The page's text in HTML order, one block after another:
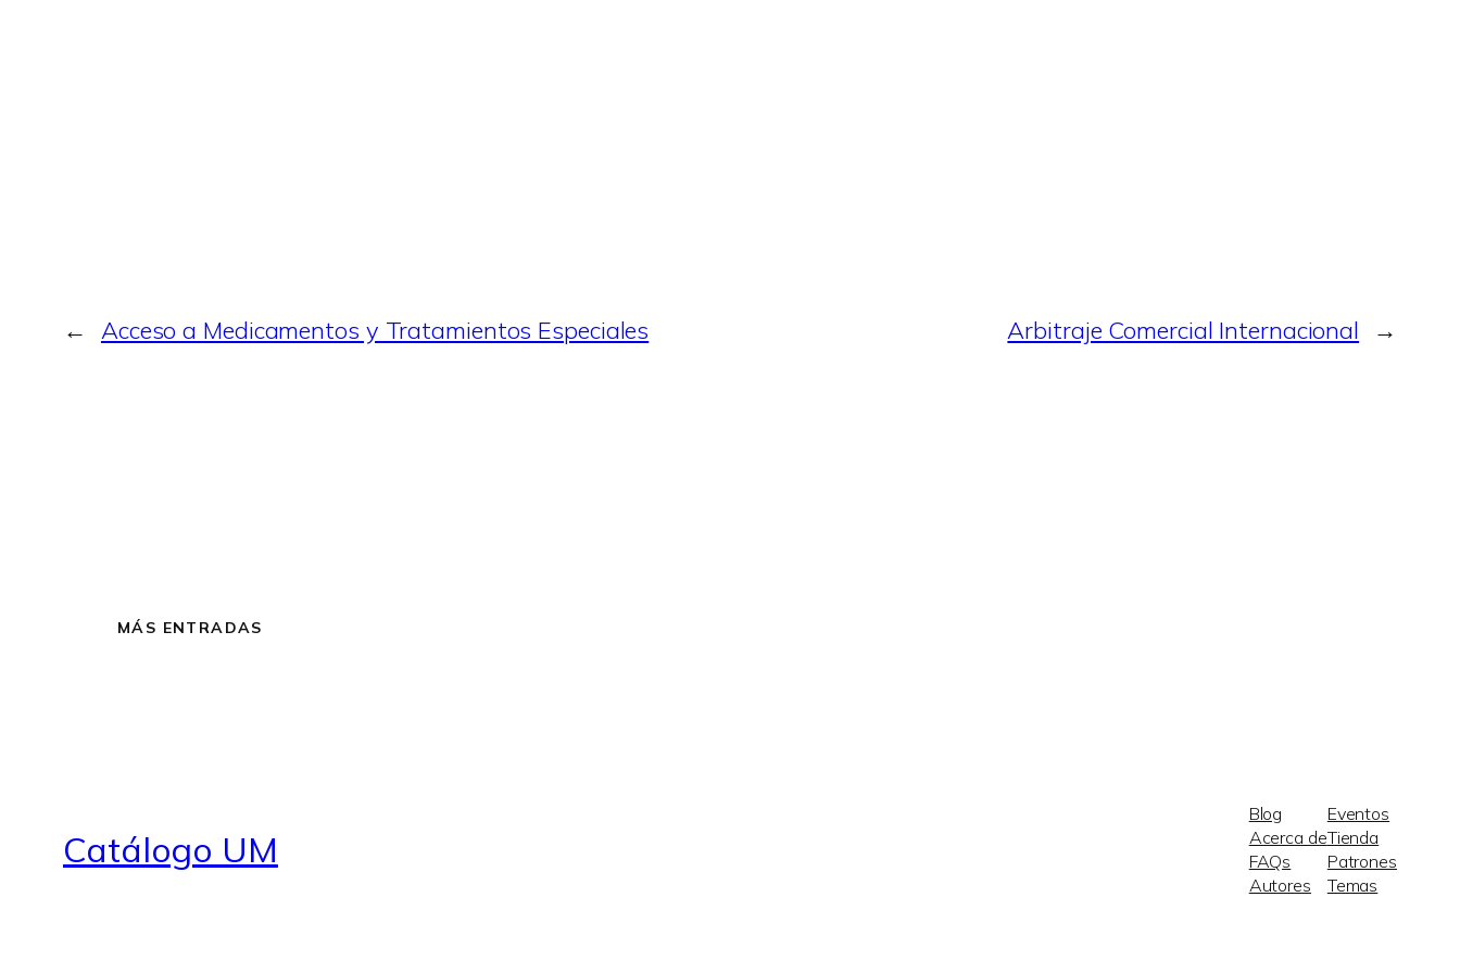
← Acceso a Medicamentos y Tratamientos Especiales Arbitraje Comercial Internacional →
MÁS ENTRADAS
Catálogo UM
Blog
Acerca de
FAQs
Autores
Eventos
Tienda
Patrones
Temas